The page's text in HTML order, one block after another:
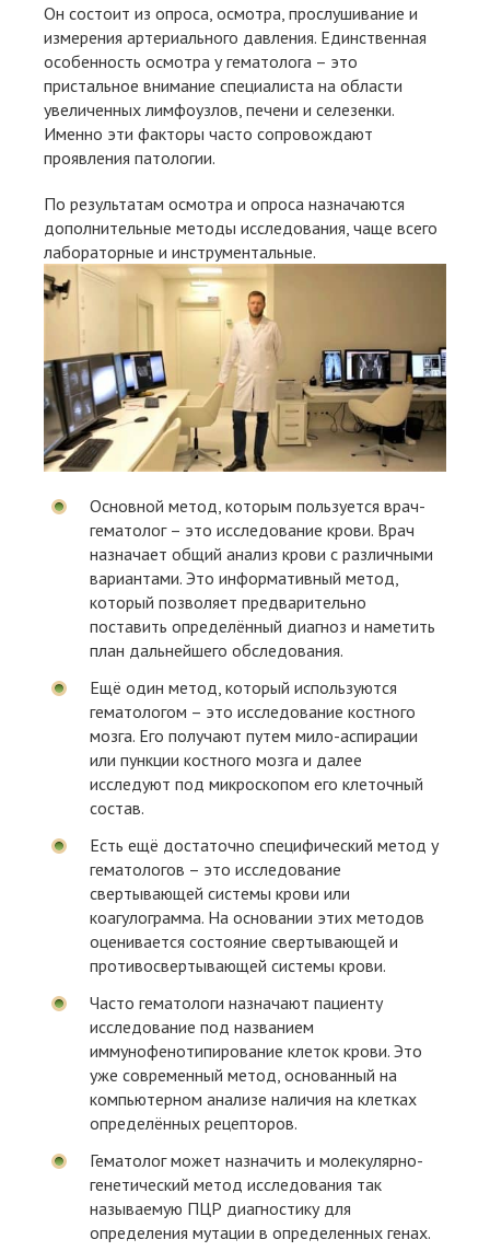
Он состоит из опроса, осмотра, прослушивание и
измерения артериального давления. Единственная
особенность осмотра у гематолога – это
пристальное внимание специалиста на области
увеличенных лимфоузлов, печени и селезенки.
Именно эти факторы часто сопровождают
проявления патологии.
По результатам осмотра и опроса назначаются
дополнительные методы исследования, чаще всего
лабораторные и инструментальные.
Основной метод, которым пользуется врач-
гематолог – это исследование крови. Врач
назначает общий анализ крови с различными
вариантами. Это информативный метод,
который позволяет предварительно
поставить определённый диагноз и наметить
план дальнейшего обследования.
Ещё один метод, который используются
гематологом – это исследование костного
мозга. Его получают путем мило-аспирации
или пункции костного мозга и далее
исследуют под микроскопом его клеточный
состав.
Есть ещё достаточно специфический метод у
гематологов – это исследование
свертывающей системы крови или
коагулограмма. На основании этих методов
оценивается состояние свертывающей и
противосвертывающей системы крови.
Часто гематологи назначают пациенту
исследование под названием
иммунофенотипирование клеток крови. Это
уже современный метод, основанный на
компьютерном анализе наличия на клетках
определённых рецепторов.
Гематолог может назначить и молекулярно-
генетический метод исследования так
называемую ПЦР диагностику для
определения мутации в определенных генах.